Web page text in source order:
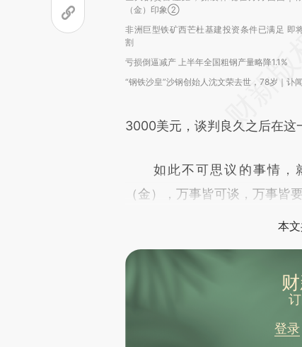
（金）印象②
非洲巨型铁矿西芒杜基建投资条件已满足 即
割
亏损倒逼减产 上半年全国粗钢产量略降1.1%
“钢铁沙皇”沙钢创始人沈文荣去世，78岁｜讣闻
3000美元，谈判良久之后在这
如此不可思议的事情，就
（金），万事皆可谈，万事皆要
本
登录